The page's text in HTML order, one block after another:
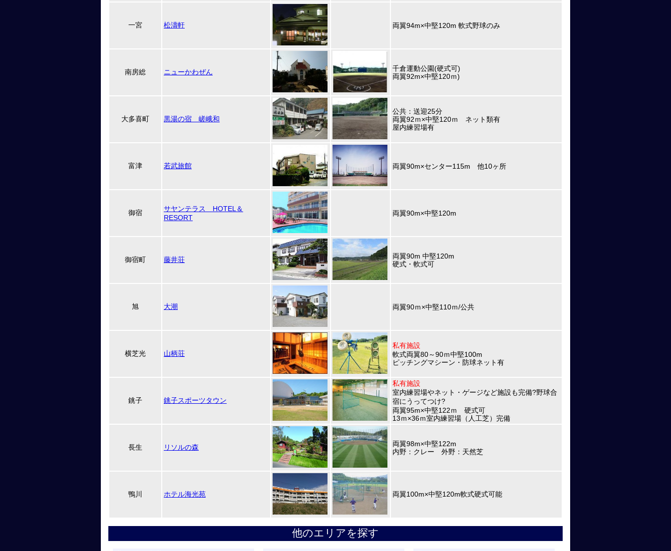
一宮 松濤軒 両翼94m×中堅120m 軟式野球のみ
南房総 ニューかわぜん
千倉運動公園(硬式可)
両翼92m×中堅120ｍ)
大多喜町 黒湯の宿 嵯峨和
公共：送迎25分
両翼92ｍ×中堅120ｍ ネット類有
屋内練習場有
富津 若武旅館 両翼90m×センター115m 他10ヶ所
御宿
サヤンテラス HOTEL＆
RESORT
両翼90m×中堅120m
御宿町 藤井荘
両翼90m 中堅120m
硬式・軟式可
旭 大潮 両翼90ｍ×中堅110ｍ/公共
横芝光 山柄荘
私有施設
軟式両翼80～90ｍ中堅100m
ピッチングマシーン・防球ネット有
銚子 銚子スポーツタウン
私有施設
室内練習場やネット・ゲージなど施設も完備?野球合
宿にうってつけ?
両翼95m×中堅122ｍ 硬式可
13ｍ×36ｍ室内練習場（人工芝）完備
長生 リソルの森
両翼98m×中堅122m
内野：クレー 外野：天然芝
鴨川 ホテル海光苑 両翼100m×中堅120m軟式硬式可能
他のエリアを探す